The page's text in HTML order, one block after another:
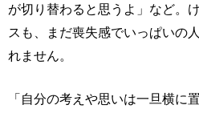
が切り替わると思うよ」など。
スも、まだ喪失感でいっぱいの
れません。
「自分の考えや思いは一旦横に